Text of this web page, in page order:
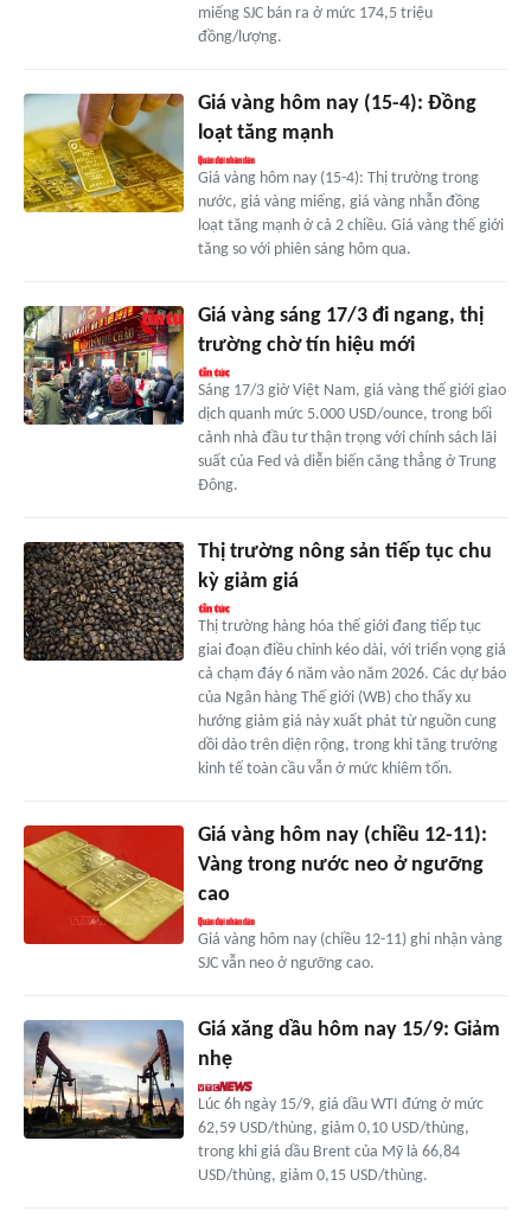
miếng SJC bán ra ở mức 174,5 triệu
đồng/lượng.
Giá vàng hôm nay (15-4): Đồng
loạt tăng mạnh
Giá vàng hôm nay (15-4): Thị trường trong
nước, giá vàng miếng, giá vàng nhẫn đồng
loạt tăng mạnh ở cả 2 chiều. Giá vàng thế giới
tăng so với phiên sáng hôm qua.
Giá vàng sáng 17/3 đi ngang, thị
trường chờ tín hiệu mới
Sáng 17/3 giờ Việt Nam, giá vàng thế giới giao
dịch quanh mức 5.000 USD/ounce, trong bối
cảnh nhà đầu tư thận trọng với chính sách lãi
suất của Fed và diễn biến căng thẳng ở Trung
Đông.
Thị trường nông sản tiếp tục chu
kỳ giảm giá
Thị trường hàng hóa thế giới đang tiếp tục
giai đoạn điều chỉnh kéo dài, với triển vọng giá
cả chạm đáy 6 năm vào năm 2026. Các dự báo
của Ngân hàng Thế giới (WB) cho thấy xu
hướng giảm giá này xuất phát từ nguồn cung
dồi dào trên diện rộng, trong khi tăng trưởng
kinh tế toàn cầu vẫn ở mức khiêm tốn.
Giá vàng hôm nay (chiều 12-11):
Vàng trong nước neo ở ngưỡng
cao
Giá vàng hôm nay (chiều 12-11) ghi nhận vàng
SJC vẫn neo ở ngưỡng cao.
Giá xăng dầu hôm nay 15/9: Giảm
nhẹ
Lúc 6h ngày 15/9, giá dầu WTI đứng ở mức
62,59 USD/thùng, giảm 0,10 USD/thùng,
trong khi giá dầu Brent của Mỹ là 66,84
USD/thùng, giảm 0,15 USD/thùng.